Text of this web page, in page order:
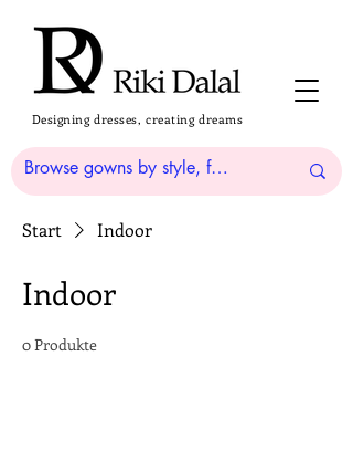
Designing dresses, creating dreams
Start Indoor
Indoor
0 Produkte